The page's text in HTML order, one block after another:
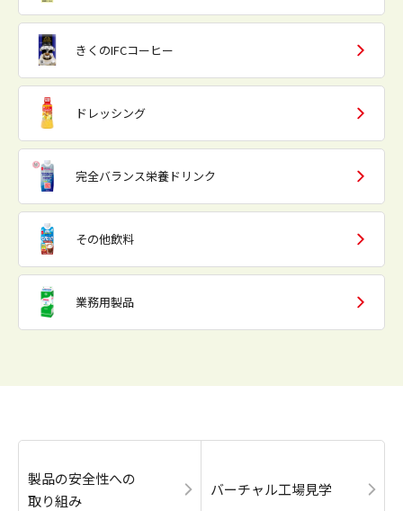
きくのIFCコーヒー
ドレッシング
完全バランス栄養ドリンク
その他飲料
業務用製品
製品の安全性への
取り組み
バーチャル工場見学